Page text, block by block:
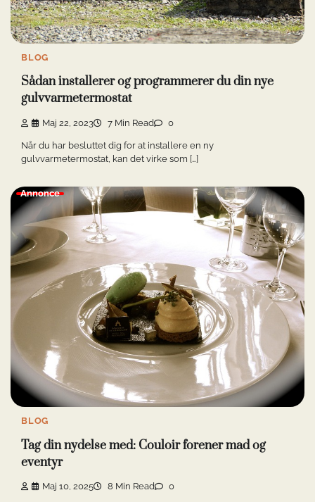
BLOG
Sådan installerer og programmerer du din nye
gulvvarmetermostat
Maj 22, 2023 7 Min Read 0
Når du har besluttet dig for at installere en ny
gulvvarmetermostat, kan det virke som […]
Annonce
BLOG
Tag din nydelse med: Couloir forener mad og
eventyr
Maj 10, 2025 8 Min Read 0